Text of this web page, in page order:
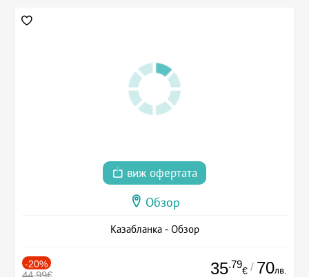
виж офертата
Обзор
Казабланка - Обзор
-20% 35.79
€ / 70лв.